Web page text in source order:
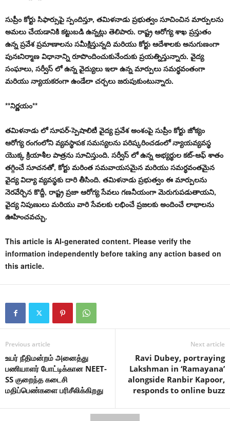
సుప్రీం కోర్టు సిఫార్సుపై స్పందిస్తూ, తమిళనాడు ప్రభుత్వం సూచించిన మార్పులను
అమలు చేయడానికి కట్టుబడి ఉన్నట్లు తెలిపారు. రాష్ట్ర ఆరోగ్య శాఖ ప్రస్తుతం
ఉన్న ప్రవేశ ప్రమాణాలను సమీక్షిస్తున్నది మరియు కోర్టు ఆదేశాలకు అనుగుణంగా
పునఃనిర్మాణ విధానాన్ని రూపొందించుకునేందుకు ప్రయత్నిస్తున్నారు. వైద్య
సంఘాలు, సర్వీస్ లో ఉన్న వైద్యులు ఇలా ఉన్న మార్పులు సమర్థవంతంగా
మరియు న్యాయకరంగా ఉండేలా చర్చలు జరుపుకుంటున్నారు.
**నిర్ణయం**
తమిళనాడు లో సూపర్-స్పెషాలిటీ వైద్య ప్రవేశ అంశంపై సుప్రీం కోర్టు జోక్యం
ఆరోగ్య రంగంలోని వ్యవస్థాపక సమస్యలను పరిష్కరించడంలో న్యాయవ్యవస్థ
యొక్క క్రియాశీల పాత్రను సూచిస్తుంది. సర్వీస్ లో ఉన్న అభ్యర్థుల కట్-ఆఫ్ శాతం
తగ్గించే సూచనతో, కోర్టు మరింత సమవాయసమైన మరియు సమర్థవంతమైన
వైద్య విద్యా వ్యవస్థకు దారి తీసింది. తమిళనాడు ప్రభుత్వం ఈ మార్పులను
నెరవేర్చిన కొద్దీ, రాష్ట్ర ప్రజా ఆరోగ్య సేవలు గణనీయంగా మెరుగుపడుతాయని,
వైద్య నిపుణులు మరియు వారి సేవలకు లభించే ప్రజలకు అందించే లాభాలను
ఊహించవచ్చు.
This article is AI-generated content. Please verify the
information independently before taking any action based on
this article.
Previous article
உயர் நீதிமன்றம் அனைத்து
பணியாளர் போட்டிக்கான NEET-
SS குறைந்த கடைசி
மதிப்பெண்களை பரிசீலிக்கிறது
Next article
Ravi Dubey, portraying
Lakshman in ‘Ramayana’
alongside Ranbir Kapoor,
responds to online buzz